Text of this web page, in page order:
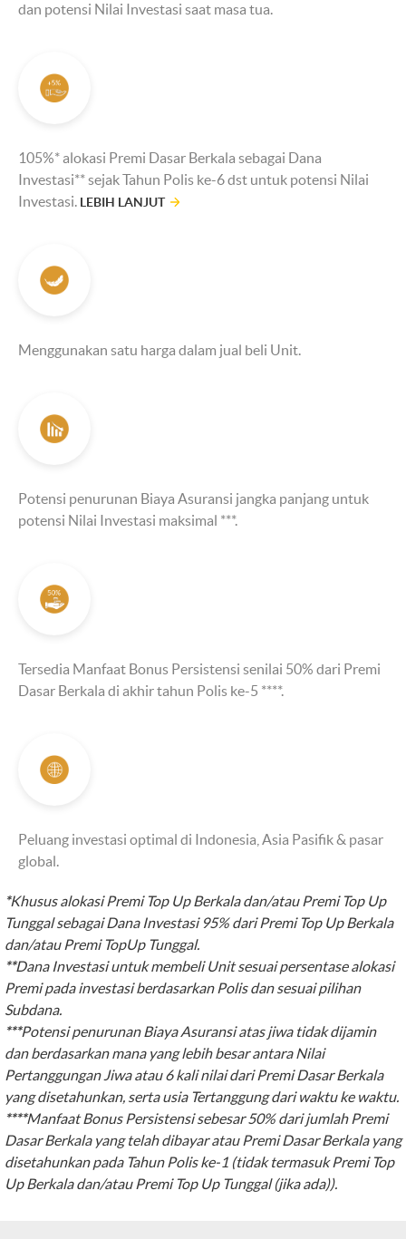
dan potensi Nilai Investasi saat masa tua.
105%* alokasi Premi Dasar Berkala sebagai Dana
Investasi** sejak Tahun Polis ke-6 dst untuk potensi Nilai
Investasi. LEBIH LANJUT
Menggunakan satu harga dalam jual beli Unit.
Potensi penurunan Biaya Asuransi jangka panjang untuk
potensi Nilai Investasi maksimal ***.
Tersedia Manfaat Bonus Persistensi senilai 50% dari Premi
Dasar Berkala di akhir tahun Polis ke-5 ****.
Peluang investasi optimal di Indonesia, Asia Pasifik & pasar
global.
*Khusus alokasi Premi Top Up Berkala dan/atau Premi Top Up
Tunggal sebagai Dana Investasi 95% dari Premi Top Up Berkala
dan/atau Premi TopUp Tunggal.
**Dana Investasi untuk membeli Unit sesuai persentase alokasi
Premi pada investasi berdasarkan Polis dan sesuai pilihan
Subdana.
***Potensi penurunan Biaya Asuransi atas jiwa tidak dijamin
dan berdasarkan mana yang lebih besar antara Nilai
Pertanggungan Jiwa atau 6 kali nilai dari Premi Dasar Berkala
yang disetahunkan, serta usia Tertanggung dari waktu ke waktu.
****Manfaat Bonus Persistensi sebesar 50% dari jumlah Premi
Dasar Berkala yang telah dibayar atau Premi Dasar Berkala yang
disetahunkan pada Tahun Polis ke-1 (tidak termasuk Premi Top
Up Berkala dan/atau Premi Top Up Tunggal (jika ada)).